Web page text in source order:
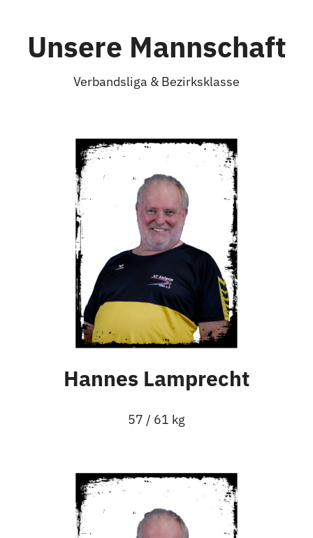
Unsere Mannschaft
Verbandsliga & Bezirksklasse
Hannes Lamprecht
57 / 61 kg